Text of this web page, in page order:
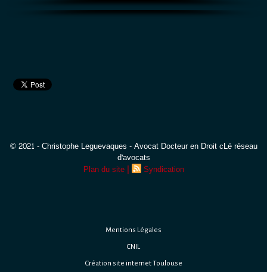
© 2021 - Christophe Leguevaques - Avocat Docteur en Droit cLé réseau
d'avocats
Plan du site | Syndication
Mentions Légales
CNIL
Création site internet Toulouse